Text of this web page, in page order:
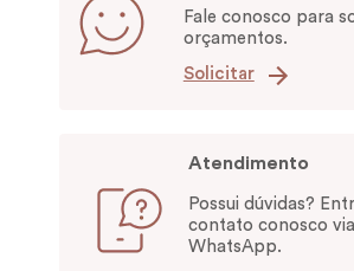
Fale conosco para
orçamentos.
Solicitar
Atendimento
Possui dúvidas?
contato conosco via
WhatsApp.